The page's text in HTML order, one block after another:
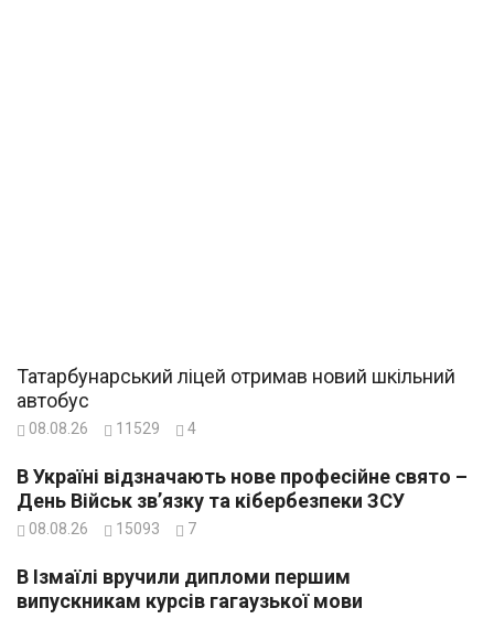
Татарбунарський ліцей отримав новий шкільний
автобус
08.08.26 11529 4
В Україні відзначають нове професійне свято –
День Військ зв’язку та кібербезпеки ЗСУ
08.08.26 15093 7
В Ізмаїлі вручили дипломи першим
випускникам курсів гагаузької мови